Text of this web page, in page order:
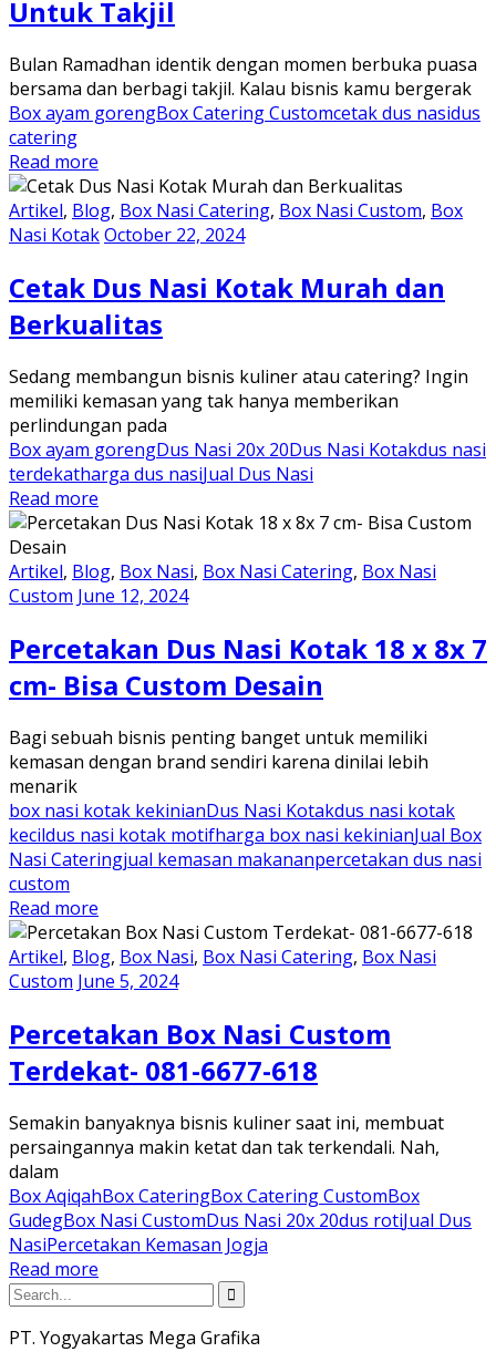
Untuk Takjil
Bulan Ramadhan identik dengan momen berbuka puasa
bersama dan berbagi takjil. Kalau bisnis kamu bergerak
Box ayam gorengBox Catering Customcetak dus nasidus
catering
Read more
Artikel, Blog, Box Nasi Catering, Box Nasi Custom, Box
Nasi KotakOctober 22, 2024
Cetak Dus Nasi Kotak Murah dan
Berkualitas
Sedang membangun bisnis kuliner atau catering? Ingin
memiliki kemasan yang tak hanya memberikan
perlindungan pada
Box ayam gorengDus Nasi 20x 20Dus Nasi Kotakdus nasi
terdekatharga dus nasiJual Dus Nasi
Read more
Artikel, Blog, Box Nasi, Box Nasi Catering, Box Nasi
Custom June 12, 2024
Percetakan Dus Nasi Kotak 18 x 8x 7
cm- Bisa Custom Desain
Bagi sebuah bisnis penting banget untuk memiliki
kemasan dengan brand sendiri karena dinilai lebih
menarik
box nasi kotak kekinianDus Nasi Kotakdus nasi kotak
kecildus nasi kotak motifharga box nasi kekinianJual Box
Nasi Cateringjual kemasan makananpercetakan dus nasi
custom
Read more
Artikel, Blog, Box Nasi, Box Nasi Catering, Box Nasi
Custom June 5, 2024
Percetakan Box Nasi Custom
Terdekat- 081-6677-618
Semakin banyaknya bisnis kuliner saat ini, membuat
persaingannya makin ketat dan tak terkendali. Nah,
dalam
Box AqiqahBox CateringBox Catering CustomBox
GudegBox Nasi CustomDus Nasi 20x 20dus rotiJual Dus
NasiPercetakan Kemasan Jogja
Read more
PT. Yogyakartas Mega Grafika